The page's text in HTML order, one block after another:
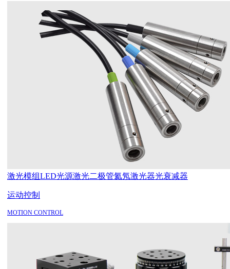
激光模组LED光源激光二极管氦氖激光器光衰减器
运动控制
MOTION CONTROL